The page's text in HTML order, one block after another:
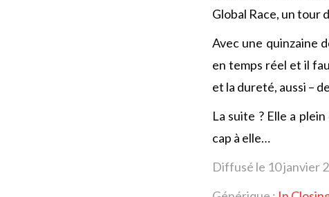
Global Race, un tour
Avec une quinzaine
en temps réel et il
et la dureté, aussi –
La suite ? Elle a
cap à elle…
Diffusé le 10 janvier